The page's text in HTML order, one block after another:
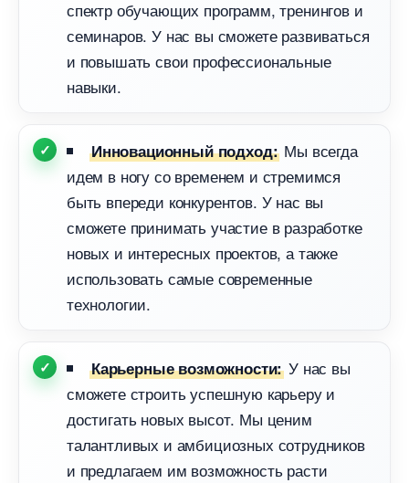
спектр обучающих программ, тренингов и
семинаров. У нас вы сможете развиваться
и повышать свои профессиональные
навыки.
Инновационный подход: Мы всегда
идем в ногу со временем и стремимся
ыть впереди конкурентов. У нас вы
сможете принимать участие в разработке
новых и интересных проектов, а также
использовать самые современные
технологии.
Карьерные возможности: У нас вы
сможете строить успешную карьеру и
достигать новых высот. Мы ценим
талантливых и амбициозных сотруднико
и предлагаем им возможность расти